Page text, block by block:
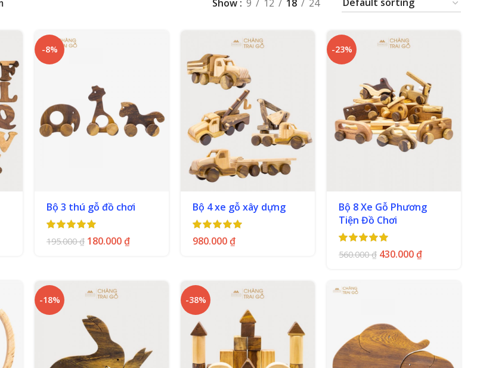
Show 9 12 18 24
-8%
Bộ 3 thú gỗ đồ chơi
195.000₫ 180.000₫
Bộ 4 xe gỗ xây dựng
980.000₫
-23%
Bộ 8 Xe Gỗ Phương
Tiện Đồ Chơi
560.000₫ 430.000₫
-18% -38%